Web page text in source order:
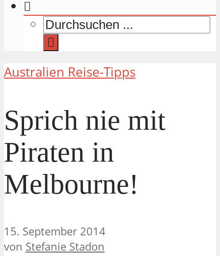
Australien Reise-Tipps
Sprich nie mit
Piraten in
Melbourne!
15. September 2014
von Stefanie Stadon